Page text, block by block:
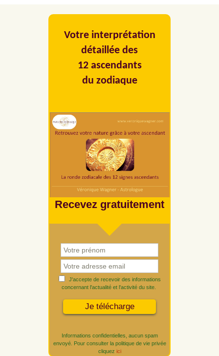
Votre interprétation
détaillée des
12 ascendants
du zodiaque
Recevez gratuitement
J'accepte de recevoir des informations
concernant l'actualité et l'activité du site.
Informations confidentielles, aucun spam
envoyé. Pour consulter la politique de vie privée
cliquez ici